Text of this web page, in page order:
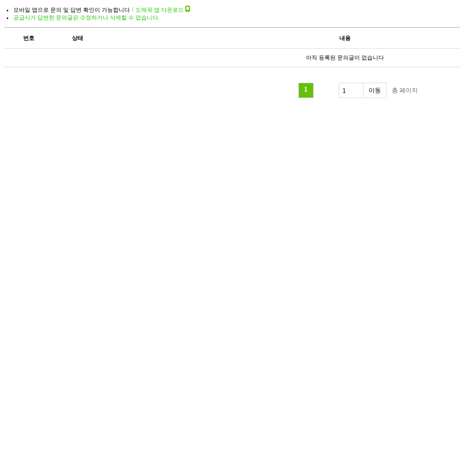
모바일 앱으로 문의 및 답변 확인이 가능합니다
도매꾹 앱 다운로드
공급사가 답변한 문의글은 수정하거나 삭제할 수 없습니다.
번호 상태 내용
아직 등록된 문의글이 없습니다
1 총 페이지